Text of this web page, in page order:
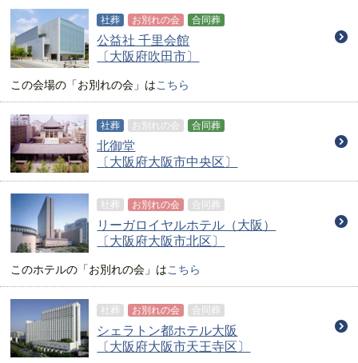
社葬 お別れの会 合同葬
公益社 千里会館
〔大阪府吹田市〕
この会場の 「お別れの会」 はこちら
社葬 お別れの会 合同葬
北御堂
〔大阪府大阪市中央区〕
社葬 お別れの会 合同葬
リーガロイヤルホテル（大阪）
〔大阪府大阪市北区〕
このホテルの 「お別れの会」 はこちら
社葬 お別れの会 合同葬
シェラトン都ホテル大阪
〔大阪府大阪市天王寺区〕